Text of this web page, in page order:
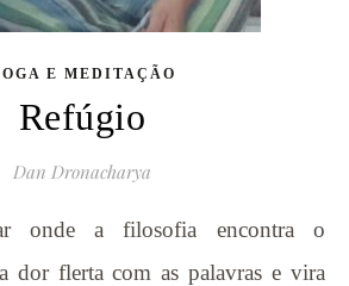
E MEDITAÇÃO
Refúgio
Dan Dronacharya
dor flerta com as palavras e vira